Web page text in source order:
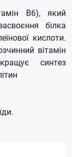
B6), який
білка
кислоти.
вітамін
синтез